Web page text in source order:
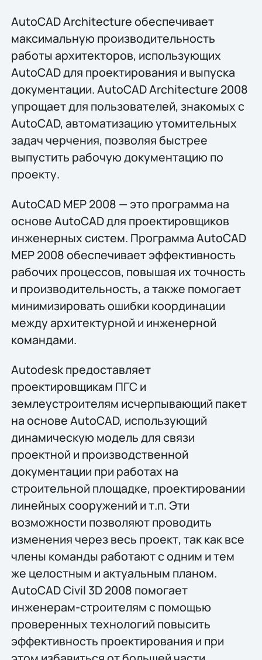
AutoCAD Architecture обеспечивает
максимальную производительность
работы архитекторов, использующих
AutoCAD для проектирования и выпуска
документации. AutoCAD Architecture 2008
упрощает для пользователей, знакомых с
AutoCAD, автоматизацию утомительных
задач черчения, позволяя быстрее
выпустить рабочую документацию по
проекту.
AutoCAD MEP 2008 — это программа на
основе AutoCAD для проектировщиков
инженерных систем. Программа AutoCAD
MEP 2008 обеспечивает эффективность
рабочих процессов, повышая их точность
и производительность, а также помогает
минимизировать ошибки координации
между архитектурной и инженерной
командами.
Autodesk предоставляет
проектировщикам ПГС и
землеустроителям исчерпывающий пакет
на основе AutoCAD, использующий
динамическую модель для связи
проектной и производственной
документации при работах на
строительной площадке, проектировании
линейных сооружений и т.п. Эти
возможности позволяют проводить
изменения через весь проект, так как все
члены команды работают с одним и тем
же целостным и актуальным планом.
AutoCAD Civil 3D 2008 помогает
инженерам-строителям с помощью
проверенных технологий повысить
эффективность проектирования и при